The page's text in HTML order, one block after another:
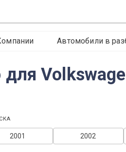
Автомобили в
2002
2001